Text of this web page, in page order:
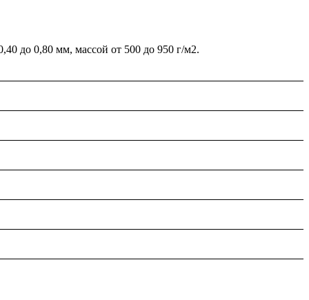
до 0,80 мм, массой от 500 до 950 г/м2.